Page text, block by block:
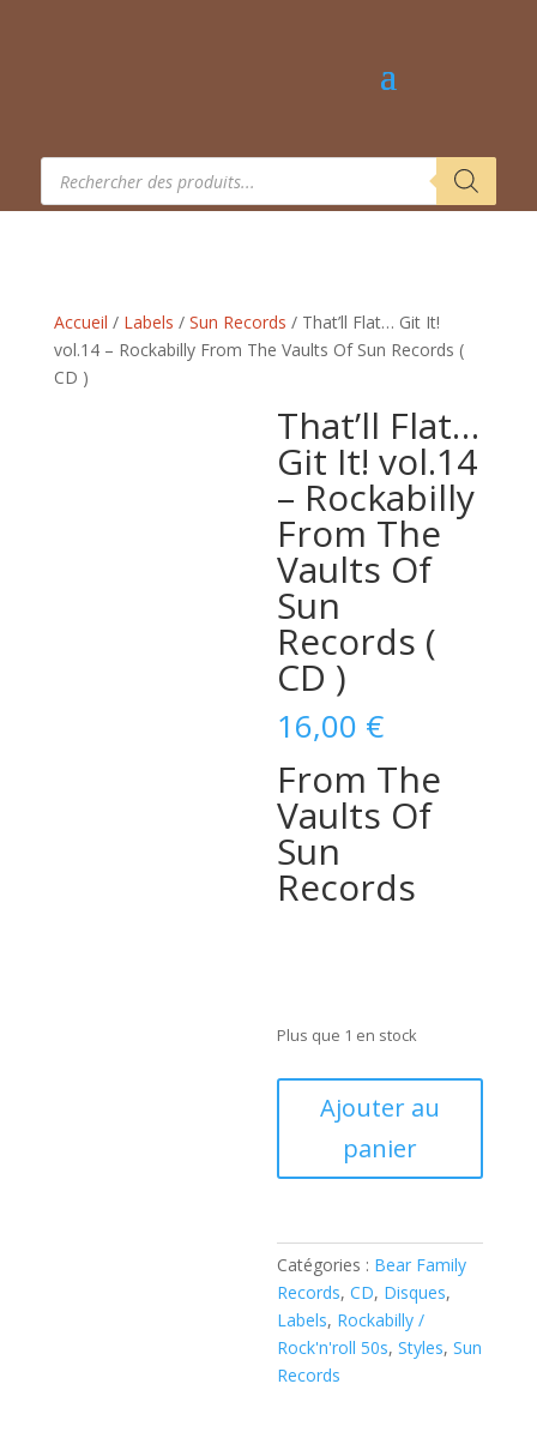
Recherche
produits
Accueil / Labels / Sun Records / That’ll Flat… Git It!
vol.14 – Rockabilly From The Vaults Of Sun Records (
CD )
That’ll Flat…
Git It! vol.14
– Rockabilly
From The
Vaults Of
Sun
Records (
CD )
16,00 €
From The
Vaults Of
Sun
Records
Plus que 1 en stock
Flat...
vol.14
-
Rockabilly
From
The
Ajouter au
panier
Catégories : Bear Family
Records,CD, Disques,
Labels, Rockabilly /
Rock'n'roll 50s,Styles,Sun
Records